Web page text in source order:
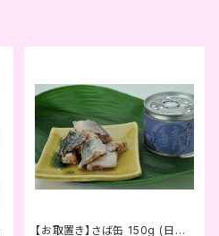
【お取置き】さば缶 150g (日本